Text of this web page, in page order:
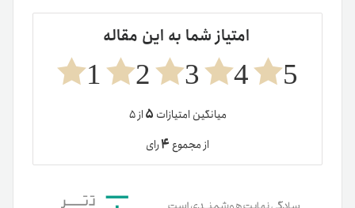
امتیاز شما به این مقاله
5
4
3
2
1
میانگین امتیازات ۵از ۵
از مجموع۴رای